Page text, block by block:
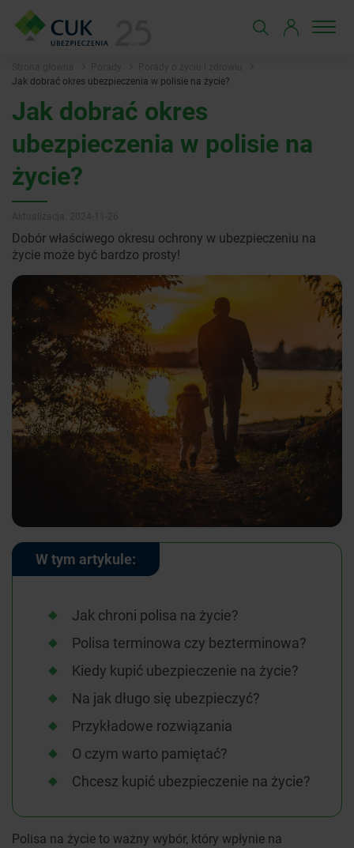
Jak dobrać okres ubezpieczenia w polisie na życie?
Jak dobrać okres
ubezpieczenia w polisie na
życie?
Dobór właściwego okresu ochrony w ubezpieczeniu na
życie może być bardzo prosty!
W tym artykule:
Jak chroni polisa na życie?
Polisa terminowa czy bezterminowa?
Kiedy kupić ubezpieczenie na życie?
Na jak długo się ubezpieczyć?
Przykładowe rozwiązania
O czym warto pamiętać?
Chcesz kupić ubezpieczenie na życie?
Polisa na życie to ważny wybór, który wpłynie na